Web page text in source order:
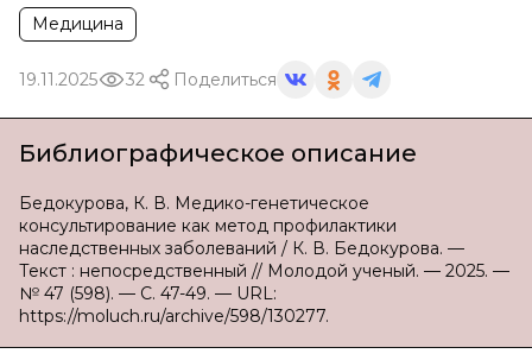
Медицина
19.11.2025 32 Поделиться
Библиографическое описание
Бедокурова, К. В. Медико-генетическое
консультирование как метод профилактики
наследственных заболеваний / К. В. Бедокурова. —
Текст : непосредственный // Молодой ученый. — 2025. —
№ 47 (598). — С. 47-49. — URL:
https://moluch.ru/archive/598/130277.